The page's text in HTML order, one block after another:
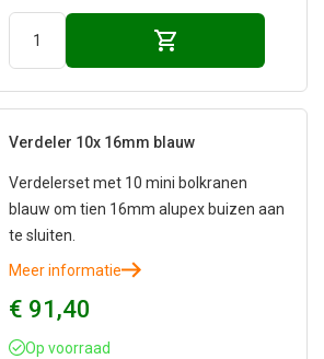
Verdeler 10x 16mm blauw
Verdelerset met 10 mini bolkranen
blauw om tien 16mm alupex buizen aan
te sluiten.
Meer informatie
€ 91,40
Op voorraad